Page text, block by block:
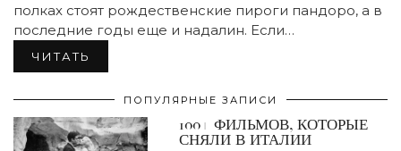
полках стоят рождественские пироги пандоро, а в
последние годы еще и надалин. Если…
ЧИТАТЬ
ПОПУЛЯРНЫЕ ЗАПИСИ
100+ ФИЛЬМОВ, КОТОРЫЕ
СНЯЛИ В ИТАЛИИ